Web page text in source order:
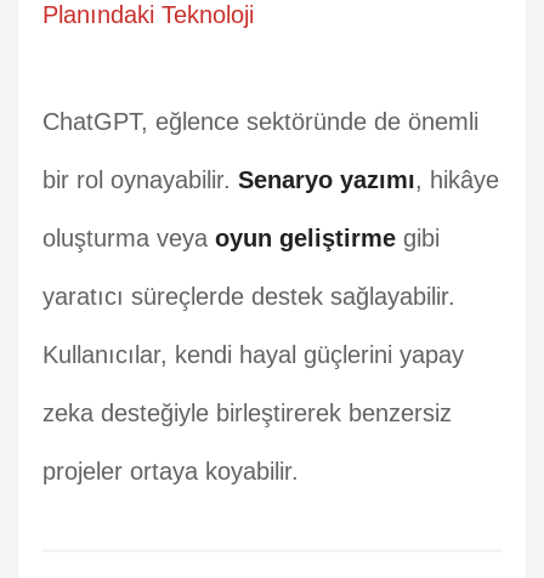
Planındaki Teknoloji
ChatGPT, eğlence sektöründe de önemli
bir rol oynayabilir. Senaryo yazımı, hikâye
oluşturma veya oyun geliştirme gibi
yaratıcı süreçlerde destek sağlayabilir.
Kullanıcılar, kendi hayal güçlerini yapay
zeka desteğiyle birleştirerek benzersiz
projeler ortaya koyabilir.